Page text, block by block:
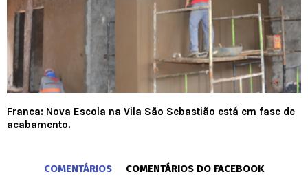
Franca: Nova Escola na Vila São Sebastião está em fase de
acabamento.
COMENTÁRIOS COMENTÁRIOS DO FACEBOOK